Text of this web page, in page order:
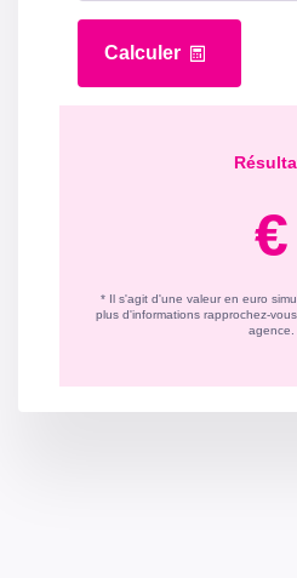
un usage standard entre